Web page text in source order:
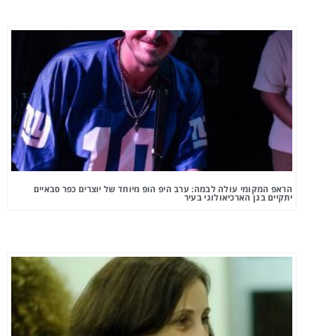
הראפ המקומי עולה לבמה: ערב היפ הופ מיוחד של יוצרים כפר סבאיים
יתקיים בגן הארכיאולוגי בעיר